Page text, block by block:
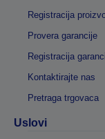
Registracija
Provera garancije
Registracija
Kontaktirajte nas
Pretraga trgovaca
Uslovi